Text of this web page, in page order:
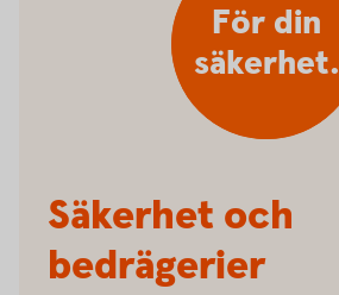
Säkerhet och
bedrägerier
För din
säkerhet.